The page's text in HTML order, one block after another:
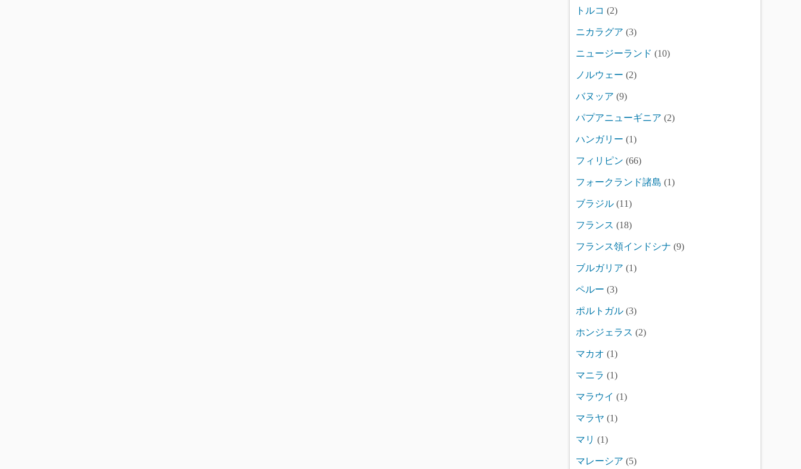
トルコ (2)
ニカラグア (3)
ニュージーランド (10)
ノルウェー (2)
バヌッア (9)
パプアニューギニア (2)
ハンガリー (1)
フィリピン (66)
フォークランド諸島 (1)
ブラジル (11)
フランス (18)
フランス領インドシナ (9)
ブルガリア (1)
ペルー (3)
ポルトガル (3)
ホンジェラス (2)
マカオ (1)
マニラ (1)
マラウイ (1)
マラヤ (1)
マリ (1)
マレーシア (5)